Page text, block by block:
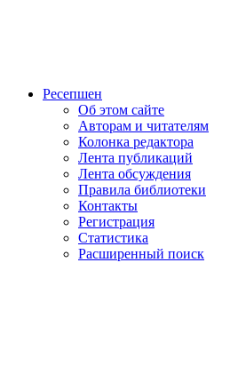
Ресепшен
Об этом сайте
Авторам и читателям
Колонка редактора
Лента публикаций
Лента обсуждения
Правила библиотеки
Контакты
Регистрация
Статистика
Расширенный поиск